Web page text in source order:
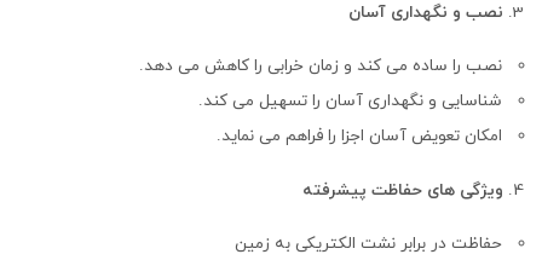
نصب و نگهداری آسان
نصب را ساده می کند و زمان خرابی را کاهش می دهد.
شناسایی و نگهداری آسان را تسهیل می کند.
امکان تعویض آسان اجزا را فراهم می نماید.
ویژگی های حفاظت پیشرفته
حفاظت در برابر نشت الکتریکی به زمین